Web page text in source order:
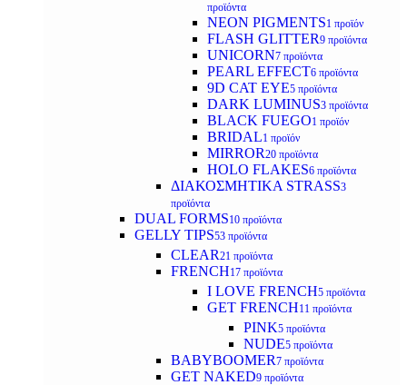
προϊόντα
NEON PIGMENTS1 προϊόν
FLASH GLITTER9 προϊόντα
UNICORN7 προϊόντα
PEARL EFFECT6 προϊόντα
9D CAT EYE5 προϊόντα
DARK LUMINUS3 προϊόντα
BLACK FUEGO1 προϊόν
BRIDAL1 προϊόν
MIRROR20 προϊόντα
HOLO FLAKES6 προϊόντα
ΔΙΑΚΟΣΜΗΤΙΚΑ STRASS3
προϊόντα
DUAL FORMS10 προϊόντα
GELLY TIPS53 προϊόντα
CLEAR21 προϊόντα
FRENCH17 προϊόντα
I LOVE FRENCH5 προϊόντα
GET FRENCH11 προϊόντα
PINK5 προϊόντα
NUDE5 προϊόντα
BABYBOOMER7 προϊόντα
GET NAKED9 προϊόντα